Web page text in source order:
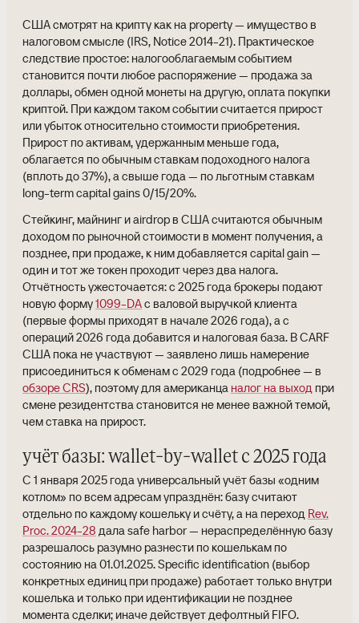
США смотрят на крипту как на property — имущество в
налоговом смысле (IRS, Notice 2014-21). Практическое
следствие простое: налогооблагаемым событием
становится почти любое распоряжение — продажа за
доллары, обмен одной монеты на другую, оплата покупки
криптой. При каждом таком событии считается прирост
или убыток относительно стоимости приобретения.
Прирост по активам, удержанным меньше года,
облагается по обычным ставкам подоходного налога
(вплоть до 37%), а свыше года — по льготным ставкам
long-term capital gains 0/15/20%.
Стейкинг, майнинг и airdrop в США считаются обычным
доходом по рыночной стоимости в момент получения, а
позднее, при продаже, к ним добавляется capital gain —
один и тот же токен проходит через два налога.
Отчётность ужесточается: с 2025 года брокеры подают
новую форму1099-DAс валовой выручкой клиента
(первые формы приходят в начале 2026 года), а с
операций 2026 года добавится и налоговая база. В CARF
США пока не участвуют — заявлено лишь намерение
присоединиться к обменам с 2029 года (подробнее — в
обзоре CRS), поэтому для американца налог на выход при
смене резидентства становится не менее важной темой,
чем ставка на прирост.
учёт базы: wallet-by-wallet с 2025 года
С 1 января 2025 года универсальный учёт базы «одним
котлом» по всем адресам упразднён: базу считают
отдельно по каждому кошельку и счёту, а на переход Rev.
Proc. 2024-28 дала safe harbor — нераспределённую базу
разрешалось разумно разнести по кошелькам по
состоянию на 01.01.2025. Specific identification (выбор
конкретных единиц при продаже) работает только внутри
кошелька и только при идентификации не позднее
момента сделки; иначе действует дефолтный FIFO.